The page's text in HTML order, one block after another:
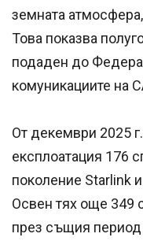
земната
Това показва
подаден до
комуникациите на
От декември 2025
експлоатация 176
поколение Starlink
Освен тях още 349
през същия